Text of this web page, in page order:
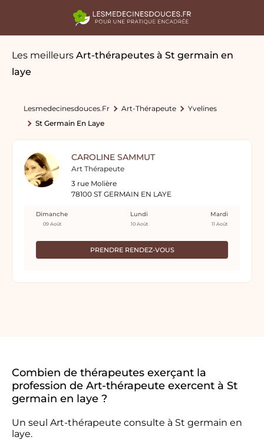
Les meilleurs Art-thérapeutes à St germain en
laye
Lesmedecinesdouces.fr Art-Thérapeute
Yvelines
St Germain En Laye
CAROLINE SAMMUT
Art Thérapeute
3 rue Molière
78100 ST GERMAIN EN LAYE
PRENDRE RENDEZ-VOUS
Dimanche
09 Août
Lundi
10 Août
Mardi
11 Août
Combien de thérapeutes exerçant la
profession de Art-thérapeute exercent à St
germain en laye ?
Un seul Art-thérapeute consulte à St germain en
laye.